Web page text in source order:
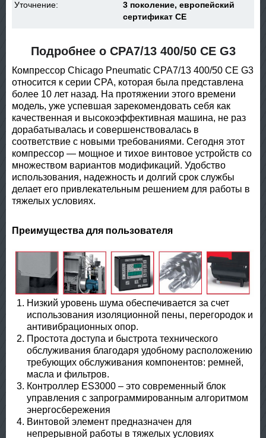
Уточнение:
3 поколение, европейский
сертификат CE
Подробнее о CPA7/13 400/50 CE G3
Компрессор Chicago Pneumatic CPA7/13 400/50 CE G3
относится к серии CPA, которая была представлена
более 10 лет назад. На протяжении этого времени
модель, уже успевшая зарекомендовать себя как
качественная и высокоэффективная машина, не раз
дорабатывалась и совершенствовалась в
соответствие с новыми требованиями. Сегодня этот
компрессор — мощное и тихое винтовое устройств со
множеством вариантов модификаций. Удобство
использования, надежность и долгий срок службы
делает его привлекательным решением для работы в
тяжелых условиях.
Преимущества для пользователя
Низкий уровень шума обеспечивается за счет
использования изоляционной пены, перегородок и
антивибрационных опор.
Простота доступа и быстрота технического
обслуживания благодаря удобному расположению
требующих обслуживания компонентов: ремней,
масла и фильтров.
Контроллер ES3000 – это современный блок
управления с запрограммированным алгоритмом
энергосбережения
Винтовой элемент предназначен для
непрерывной работы в тяжелых условиях